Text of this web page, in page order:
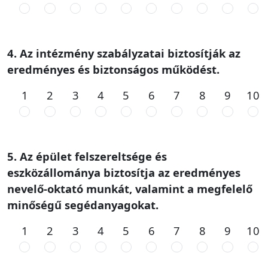
4. Az intézmény szabályzatai biztosítják az
eredményes és biztonságos működést.
1
2 3 4 5 6 7 8 9 10
5. Az épület felszereltsége és
eszközállománya biztosítja az eredményes
nevelő-oktató munkát, valamint a megfelelő
minőségű segédanyagokat.
1
2 3 4 5 6 7 8 9 10